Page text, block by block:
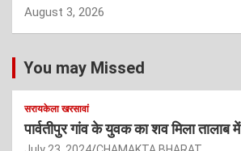
August 3, 2026
You may Missed
सरायकेला खरसावां
पार्वतीपुर गांव के युवक का शव मिला तालाब में